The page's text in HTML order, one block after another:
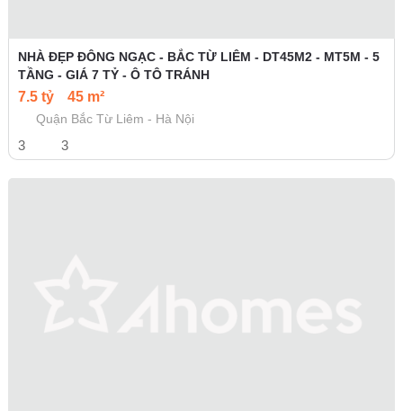
NHÀ ĐẸP ĐÔNG NGẠC - BẮC TỪ LIÊM - DT45M2 - MT5M - 5
TẦNG - GIÁ 7 TỶ - Ô TÔ TRÁNH
7.5 tỷ 45 m²
Quận Bắc Từ Liêm - Hà Nội
3 3